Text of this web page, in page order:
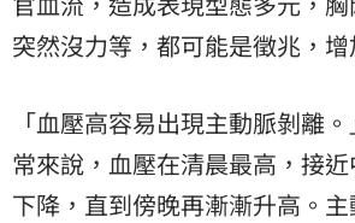
突然沒力等，都可能是徵兆，增
「血壓高容易出現主動脈剝離
常來說，血壓在清晨最高，接
下降，直到傍晚再漸漸升高。